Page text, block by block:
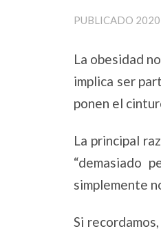
PUBLICADO
La obesidad
implica ser
ponen el
La principal
“demasiado
simplemente
Si